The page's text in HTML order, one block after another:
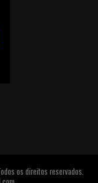
os direitos reservados.